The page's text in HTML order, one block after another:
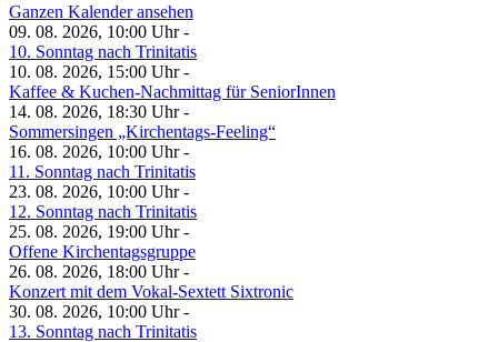
Ganzen Kalender ansehen
09. 08. 2026, 10:00 Uhr -
10. Sonntag nach Trinitatis
10. 08. 2026, 15:00 Uhr -
Kaffee & Kuchen-Nachmittag für SeniorInnen
14. 08. 2026, 18:30 Uhr -
Sommersingen „Kirchentags-Feeling“
16. 08. 2026, 10:00 Uhr -
11. Sonntag nach Trinitatis
23. 08. 2026, 10:00 Uhr -
12. Sonntag nach Trinitatis
25. 08. 2026, 19:00 Uhr -
Offene Kirchentagsgruppe
26. 08. 2026, 18:00 Uhr -
Konzert mit dem Vokal-Sextett Sixtronic
30. 08. 2026, 10:00 Uhr -
13. Sonntag nach Trinitatis